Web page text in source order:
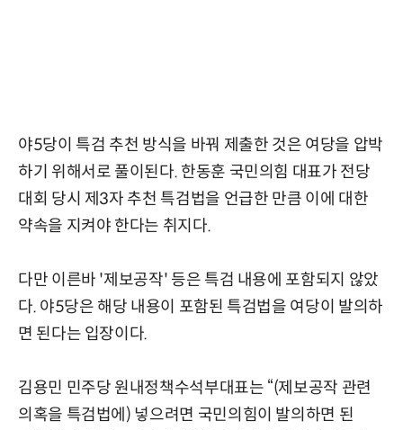
야5당이 특검 추천 방식을 바꿔 제출한 것은 여당을 압박
하기 위해서로 풀이된다. 한동훈 국민의힘 대표가 전당
대회 당시 제3자 추천 특검법을 언급한 만큼 이에 대한
약속을 지켜야 한다는 취지다.
다만 이른바 '제보공작' 등은 특검 내용에 포함되지 않았
다. 야5당은 해당 내용이 포함된 특검법을 여당이 발의하
면 된다는 입장이다.
김용민 민주당 원내정책수석부대표는 “(제보공작 관련
의혹을 특검법에) 넣으려면 국민의힘이 발의하면 된